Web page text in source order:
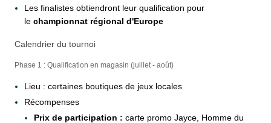
Les finalistes obtiendront leur qualification pour
le championnat régional d'Europe
Calendrier du tournoi
Phase 1 : Qualification en magasin (juillet - août)
Lieu : certaines boutiques de jeux locales
Récompenses
Prix de participation : carte promo Jayce, Homme du